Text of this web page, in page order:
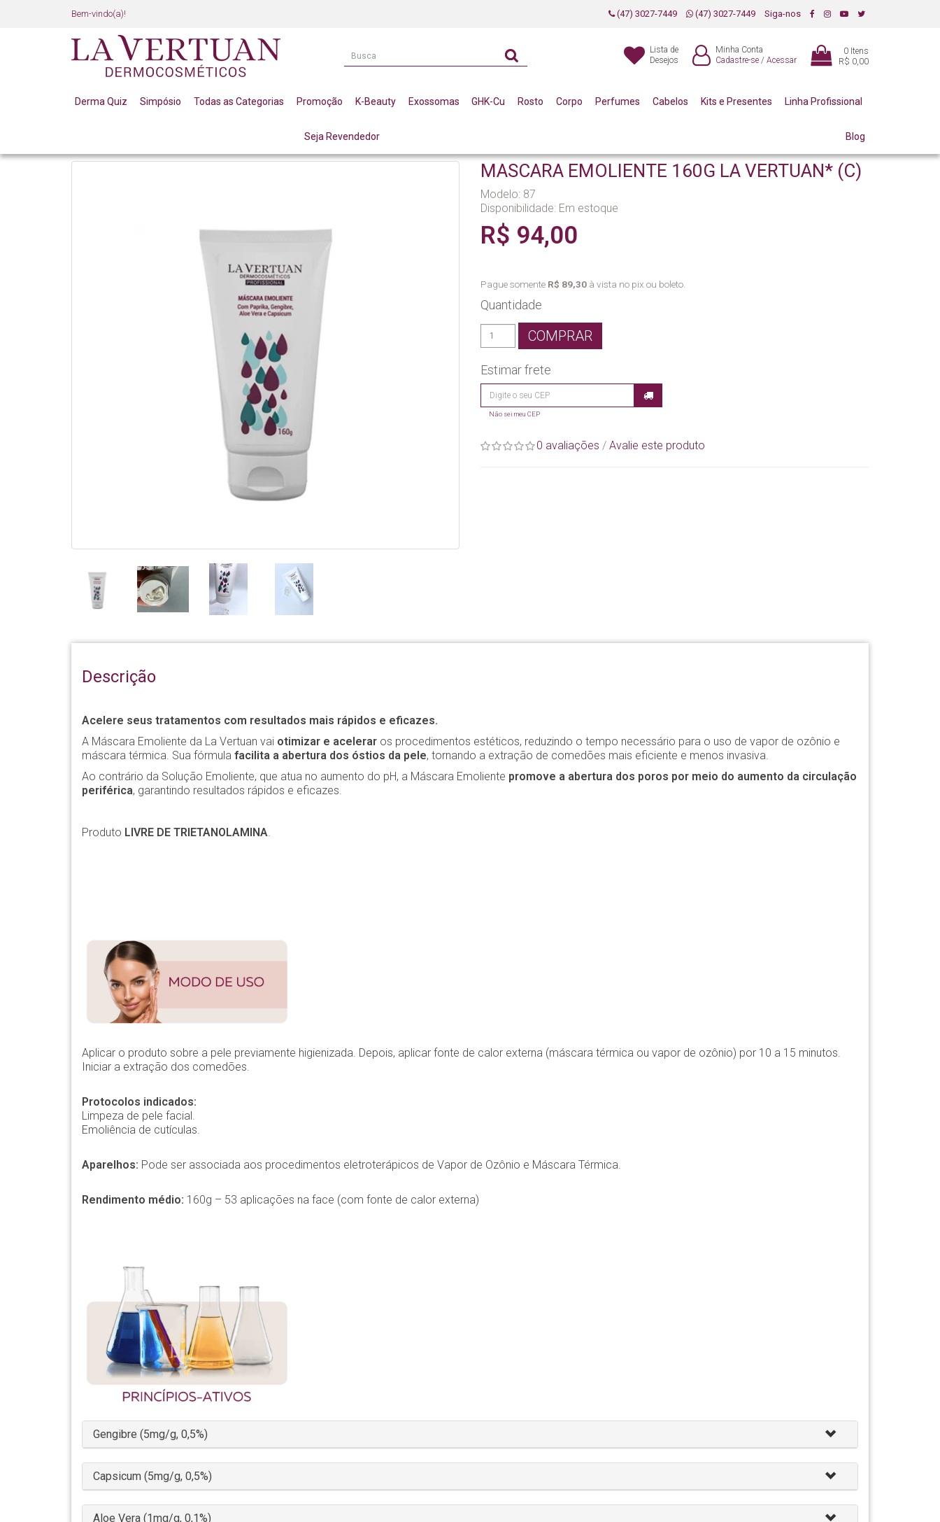
Bem-vindo(a)! (47) 3027-7449 (47) 3027-7449 Siga-nos
Lista de
Desejos
Minha Conta
Cadastre-se / Acessar
0 Itens
R$ 0,00
Derma Quiz Simpósio Todas as Categorias Promoção K-Beauty Exossomas GHK-Cu Rosto Corpo Perfumes Cabelos Kits e Presentes Linha Profissional
Seja Revendedor Blog
MASCARA EMOLIENTE 160G LA VERTUAN* (C)
MASCARA EMOLIENTE 160G LA VERTUAN* (C)
Modelo: 87
Disponibilidade: Em estoque
R$ 94,00
Pague somente R$ 89,30 à vista no pix ou boleto.
Quantidade
COMPRAR
Estimar frete
Não sei meu CEP
0 avaliações / Avalie este produto
Descrição
Acelere seus tratamentos com resultados mais rápidos e eficazes.
A Máscara Emoliente da La Vertuan vai otimizar e acelerar os procedimentos estéticos, reduzindo o tempo necessário para o uso de vapor de ozônio e
máscara térmica. Sua fórmula facilita a abertura dos óstios da pele, tornando a extração de comedões mais eficiente e menos invasiva.
Ao contrário da Solução Emoliente, que atua no aumento do pH, a Máscara Emoliente promove a abertura dos poros por meio do aumento da circulação
periférica, garantindo resultados rápidos e eficazes.
Produto LIVRE DE TRIETANOLAMINA.
Aplicar o produto sobre a pele previamente higienizada. Depois, aplicar fonte de calor externa (máscara térmica ou vapor de ozônio) por 10 a 15 minutos.
Iniciar a extração dos comedões.
Protocolos indicados:
Limpeza de pele facial.
Emoliência de cutículas.
Aparelhos: Pode ser associada aos procedimentos eletroterápicos de Vapor de Ozônio e Máscara Térmica.
Rendimento médio: 160g – 53 aplicações na face (com fonte de calor externa)
Gengibre (5mg/g, 0,5%)
Capsicum (5mg/g, 0,5%)
Aloe Vera (1mg/g, 0,1%)